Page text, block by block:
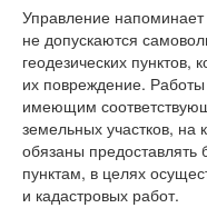
Управление
не допускаются
геодезических пунктов,
их повреждение.
имеющим
земельных участков,
обязаны предоставлять
пунктам, в целях
и кадастровых работ.